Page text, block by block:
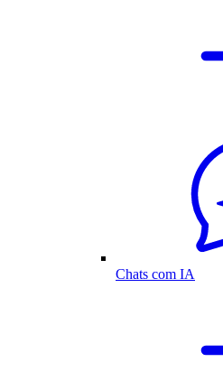
Chats com IA